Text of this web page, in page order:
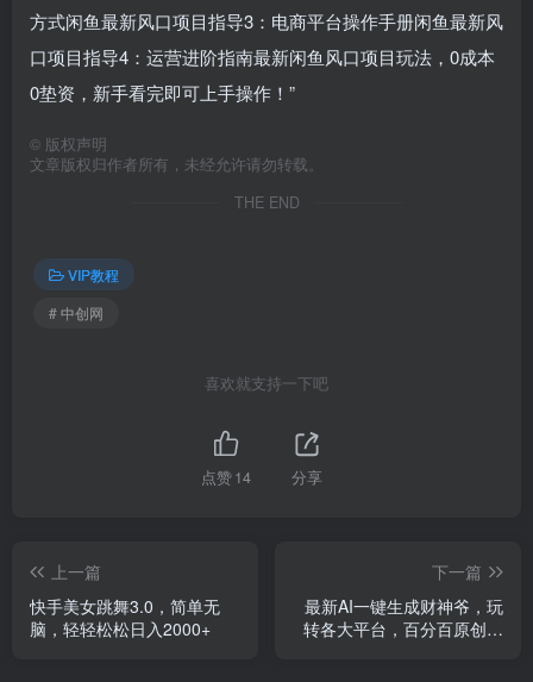
方式闲鱼最新风口项目指导3：电商平台操作手册闲鱼最新风
口项目指导4：运营进阶指南最新闲鱼风口项目玩法，0成本
0垫资，新手看完即可上手操作！”
© 版权声明
文章版权归作者所有，未经允许请勿转载。
THE END
VIP教程
# 中创网
喜欢就支持一下吧
点赞14 分享
上一篇
快手美女跳舞3.0，简单无
脑，轻轻松松日入2000+
下一篇
最新AI一键生成财神爷，玩
转各大平台，百分百原创，